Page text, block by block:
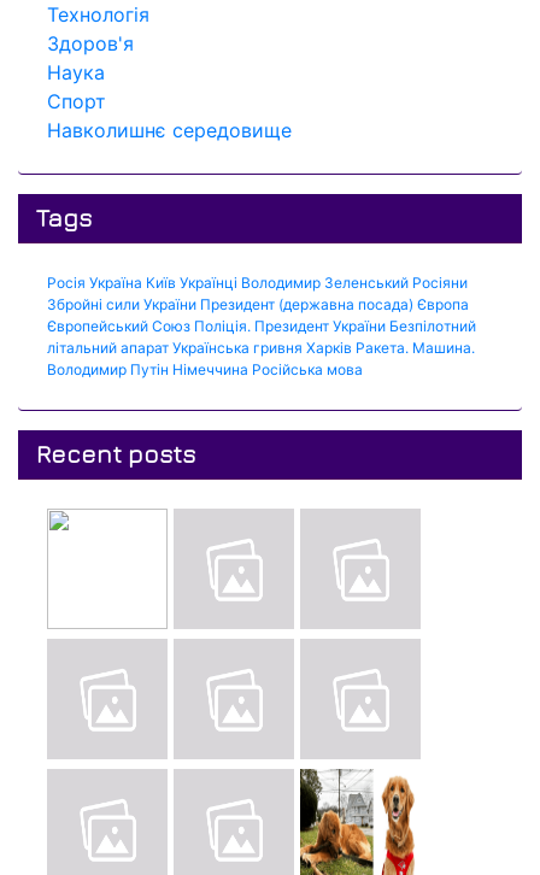
Технологія
Здоров'я
Наука
Спорт
Навколишнє середовище
Tags
Росія Україна Київ Українці Володимир Зеленський Росіяни
Збройні сили України Президент (державна посада) Європа
Європейський Союз Поліція. Президент України Безпілотний
літальний апарат Українська гривня Харків Ракета. Машина.
Володимир Путін Німеччина Російська мова
Recent posts